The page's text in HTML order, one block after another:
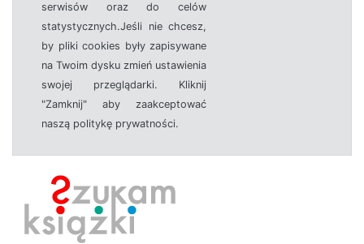
serwisów oraz do celów
statystycznych.Jeśli nie chcesz,
by pliki cookies były zapisywane
na Twoim dysku zmień ustawienia
swojej przeglądarki. Kliknij
"Zamknij" aby zaakceptować
naszą politykę prywatności.